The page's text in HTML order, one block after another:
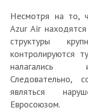
Несмотря на то,
Azur Air
структуры
контролируются
налагались
Следовательно,
являться
Евросоюзом.